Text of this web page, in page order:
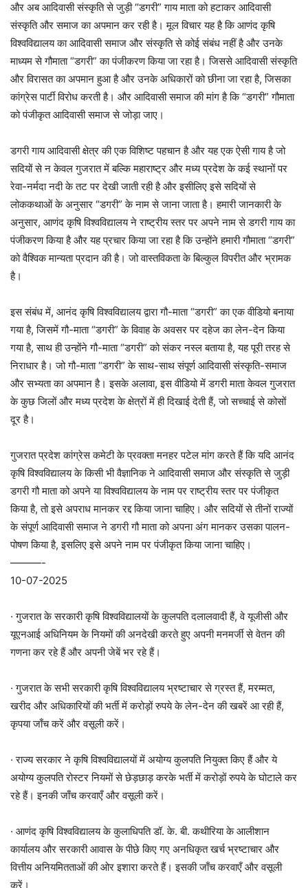
और अब आदिवासी संस्कृति से जुड़ी “डगरी” गाय माता को हटाकर आदिवासी
संस्कृति और समाज का अपमान कर रही है। मूल विचार यह है कि आणंद कृषि
विश्वविद्यालय का आदिवासी समाज और संस्कृति से कोई संबंध नहीं है और उनके
माध्यम से गौमाता “डगरी” का पंजीकरण किया जा रहा है। जिससे आदिवासी संस्कृति
और विरासत का अपमान हुआ है और उनके अधिकारों को छीना जा रहा है, जिसका
कांग्रेस पार्टी विरोध करती है। और आदिवासी समाज की मांग है कि “डगरी” गौमाता
को पंजीकृत आदिवासी समाज से जोड़ा जाए।
डगरी गाय आदिवासी क्षेत्र की एक विशिष्ट पहचान है और यह एक ऐसी गाय है जो
सदियों से न केवल गुजरात में बल्कि महाराष्ट्र और मध्य प्रदेश के कई स्थानों पर
रेवा-नर्मदा नदी के तट पर देखी जाती रही है और इसीलिए इसे सदियों से
लोककथाओं के अनुसार “डगरी” के नाम से जाना जाता है। हमारी जानकारी के
अनुसार, आणंद कृषि विश्वविद्यालय ने राष्ट्रीय स्तर पर अपने नाम से डगरी गाय का
पंजीकरण किया है और यह प्रचार किया जा रहा है कि उन्होंने हमारी गौमाता “डगरी”
को वैश्विक मान्यता प्रदान की है। जो वास्तविकता के बिल्कुल विपरीत और भ्रामक
है।
इस संबंध में, आनंद कृषि विश्वविद्यालय द्वारा गौ-माता “डगरी” का एक वीडियो बनाया
गया है, जिसमें गौ-माता “डगरी” के विवाह के अवसर पर दहेज का लेन-देन किया
गया है, साथ ही उन्होंने गौ-माता “डगरी” को संकर नस्ल बताया है, यह पूरी तरह से
निराधार है। जो गौ-माता “डगरी” के साथ-साथ संपूर्ण आदिवासी संस्कृति-समाज
और सभ्यता का अपमान है। इसके अलावा, इस वीडियो में डगरी माता केवल गुजरात
के कुछ जिलों और मध्य प्रदेश के क्षेत्रों में ही दिखाई देती हैं, जो सच्चाई से कोसों
दूर है।
गुजरात प्रदेश कांग्रेस कमेटी के प्रवक्ता मनहर पटेल मांग करते हैं कि यदि आनंद
कृषि विश्वविद्यालय के किसी भी वैज्ञानिक ने आदिवासी समाज और संस्कृति से जुड़ी
डगरी गौ माता को अपने या विश्वविद्यालय के नाम पर राष्ट्रीय स्तर पर पंजीकृत
किया है, तो इसे अपराध मानकर रद्द किया जाना चाहिए। और सदियों से तीनों राज्यों
के संपूर्ण आदिवासी समाज ने डगरी गौ माता को अपना अंग मानकर उसका पालन-
पोषण किया है, इसलिए इसे अपने नाम पर पंजीकृत किया जाना चाहिए।
———-
10-07-2025
· गुजरात के सरकारी कृषि विश्वविद्यालयों के कुलपति दलालवादी हैं, वे यूजीसी और
यूएनआई अधिनियम के नियमों की अनदेखी करते हुए अपनी मनमर्जी से वेतन की
गणना कर रहे हैं और अपनी जेबें भर रहे हैं।
· गुजरात के सभी सरकारी कृषि विश्वविद्यालय भ्रष्टाचार से ग्रस्त हैं, मरम्मत,
खरीद और अधिकारियों की भर्ती में करोड़ों रुपये के लेन-देन की खबरें आ रही हैं,
कृपया जाँच करें और वसूली करें।
· राज्य सरकार ने कृषि विश्वविद्यालयों में अयोग्य कुलपति नियुक्त किए हैं और ये
अयोग्य कुलपति रोस्टर नियमों से छेड़छाड़ करके भर्ती में करोड़ों रुपये के घोटाले कर
रहे हैं। इनकी जाँच करवाएँ और वसूली करें।
· आणंद कृषि विश्वविद्यालय के कुलाधिपति डॉ. के. बी. कथीरिया के आलीशान
कार्यालय और सरकारी आवास के पीछे किए गए अनधिकृत खर्च भ्रष्टाचार और
वित्तीय अनियमितताओं की ओर इशारा करते हैं। इसकी जाँच करवाएँ और वसूली
करें।